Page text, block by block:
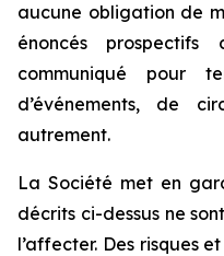
aucune obligation de
énoncés
communiqué pour
d’événements, de
autrement.
La Société met en
décrits ci-dessus ne
l’affecter. Des risques